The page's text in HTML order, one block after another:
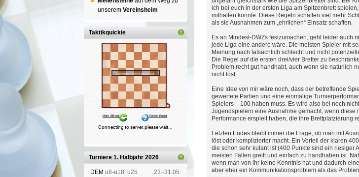
un­se­rem Ver­eins­heim
Taktikquickie
Turniere 1. Halbjahr 2026
DEM u8-u18, u25
23.-31.05.
ich bei euch in der ersten Liga am Spitzenbrett
mithalten könnte. Diese Regeln schaffen viel mehr
als sie Ausnahmen zum „ehrlichen“ Einsatz schaffen.
Es an Mindest-DWZs festzumachen, geht leider auch
jede Liga eine andere wäre. Die meisten Spieler mit
Meinung nach tatsächlich schlecht und nicht
Die Regel auf die ersten drei/vier Bretter zu
Problem recht gut handhabt, auch wenn sie natürlich
nicht löst.
Eine Idee von mir wäre noch, dass der betreffende
gewertete Partien und eine einmalige
Spielers – 100 haben muss. Es wird also bei noch
Jugendspielern eine Ausnahme gemacht, wenn diese
Performance erspielt haben, die ihre Brettplatzierung
Letzten Endes bleibt immer die Frage, ob man mit
löst oder komplizierter macht. Ein Vorteil der klaren
die schon sehr kulant ist (400 Punkte sind ein riesiger
meisten Fällen greift und einfach zu handhaben ist.
wenn man von ihr keine Kenntnis hat und dadurch
aber eher ein Kommunikationsproblem als das